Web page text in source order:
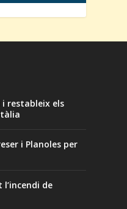
i restableix els
i Planoles per
l’incendi de